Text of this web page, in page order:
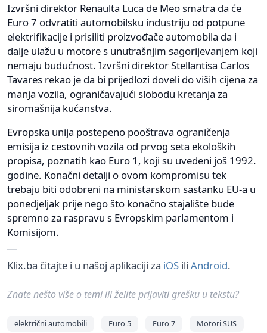
Izvršni direktor Renaulta Luca de Meo smatra da će
Euro 7 odvratiti automobilsku industriju od potpune
elektrifikacije i prisiliti proizvođače automobila da i
dalje ulažu u motore s unutrašnjim sagorijevanjem koji
nemaju budućnost. Izvršni direktor Stellantisa Carlos
Tavares rekao je da bi prijedlozi doveli do viših cijena za
manja vozila, ograničavajući slobodu kretanja za
siromašnija kućanstva.
Evropska unija postepeno pooštrava ograničenja
emisija iz cestovnih vozila od prvog seta ekoloških
propisa, poznatih kao Euro 1, koji su uvedeni još 1992.
godine. Konačni detalji o ovom kompromisu tek
trebaju biti odobreni na ministarskom sastanku EU-a u
ponedjeljak prije nego što konačno stajalište bude
spremno za raspravu s Evropskim parlamentom i
Komisijom.
Klix.ba čitajte i u našoj aplikaciji za iOS ili Android.
Znate nešto više o temi ili želite prijaviti grešku u tekstu?
električni automobili Euro 5 Euro 7 Motori SUS